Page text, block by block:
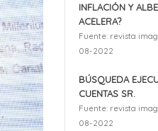
INFLACIÓN Y
ACELERA?
Fuente: revista
08-2022
BÚSQUEDA
CUENTAS SR.
Fuente: revista
08-2022